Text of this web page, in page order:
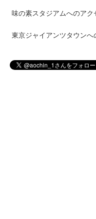
味の素スタジアムへのアク
東京ジャイアンツタウンへ